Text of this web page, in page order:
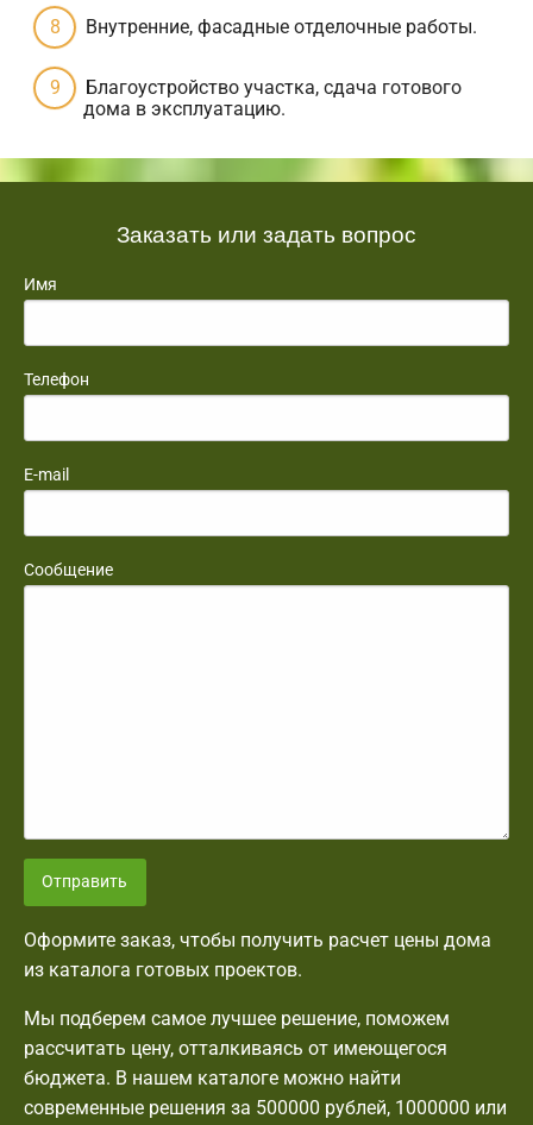
Внутренние, фасадные отделочные работы.
Благоустройство участка, сдача готового
дома в эксплуатацию.
Заказать или задать вопрос
Имя
Телефон
E-mail
Сообщение
Отправить
Оформите заказ, чтобы получить расчет цены дома
из каталога готовых проектов.
Мы подберем самое лучшее решение, поможем
рассчитать цену, отталкиваясь от имеющегося
бюджета. В нашем каталоге можно найти
современные решения за 500000 рублей, 1000000 или